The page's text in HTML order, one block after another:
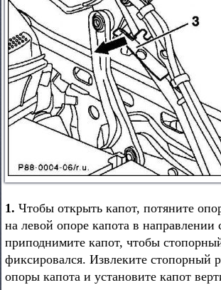
1. Чтобы открыть капот, потяните
на левой опоре капота в направлении
приподнимите капот, чтобы
фиксировался. Извлеките стопорный
опоры капота и установите капот